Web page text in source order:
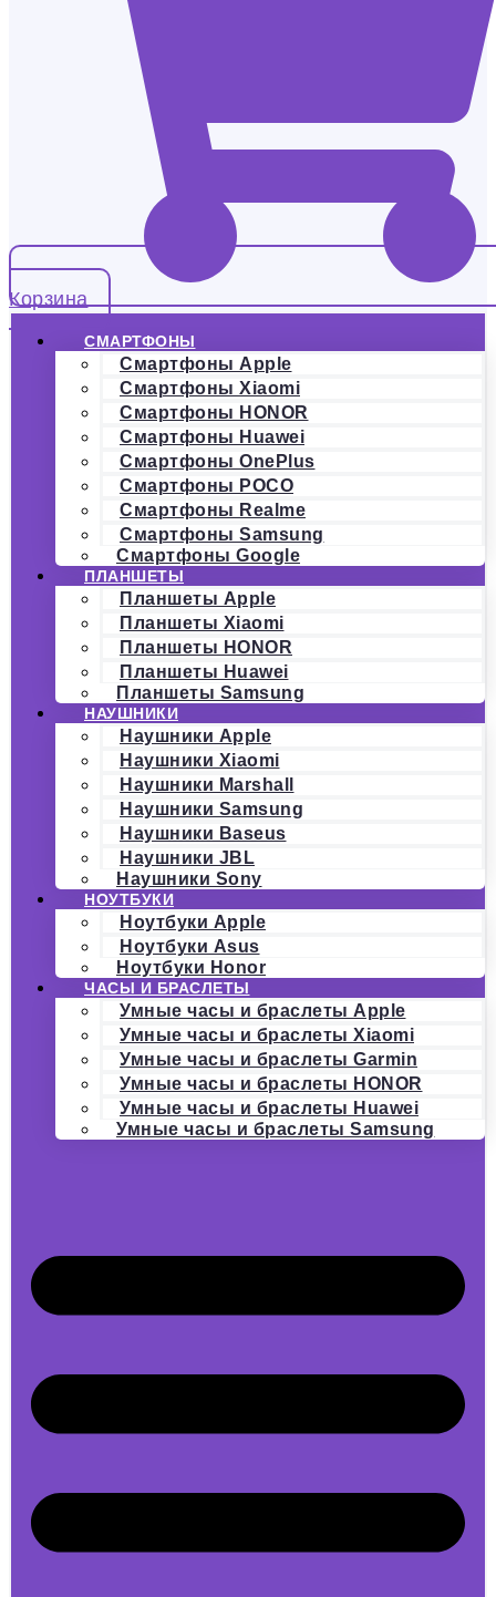
Корзина
СМАРТФОНЫ
Смартфоны Apple
Смартфоны Xiaomi
Смартфоны HONOR
Смартфоны Huawei
Смартфоны OnePlus
Смартфоны POCO
Смартфоны Realme
Смартфоны Samsung
Смартфоны Google
ПЛАНШЕТЫ
Планшеты Apple
Планшеты Xiaomi
Планшеты HONOR
Планшеты Huawei
Планшеты Samsung
НАУШНИКИ
Наушники Apple
Наушники Xiaomi
Наушники Marshall
Наушники Samsung
Наушники Baseus
Наушники JBL
Наушники Sony
НОУТБУКИ
Ноутбуки Apple
Ноутбуки Asus
Ноутбуки Honor
ЧАСЫ И БРАСЛЕТЫ
Умные часы и браслеты Apple
Умные часы и браслеты Xiaomi
Умные часы и браслеты Garmin
Умные часы и браслеты HONOR
Умные часы и браслеты Huawei
Умные часы и браслеты Samsung